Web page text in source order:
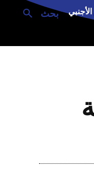
بحث